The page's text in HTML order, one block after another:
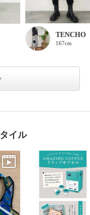
TENCHO
167cm
イル